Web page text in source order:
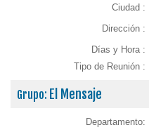
Ciudad :
Dirección :
Días y Hora :
Tipo de Reunión :
Grupo: El Mensaje
Departamento: